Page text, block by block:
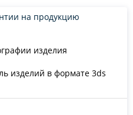
изделия
изделий в формате 3ds
на продукцию